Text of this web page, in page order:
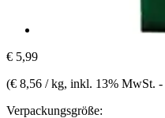
€ 5,99
(€ 8,56 / kg, inkl. 13% MwSt. -
Verpackungsgröße: